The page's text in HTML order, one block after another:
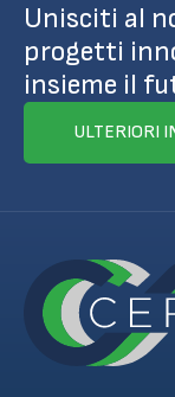
Unisciti al
progetti
insieme il
ULTERIORI